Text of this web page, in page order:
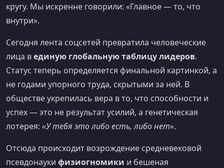
кругу. Мы искренне говорили: «Главное — то, что
внутри».
Сегодня лента соцсетей превратила человеческие
лица вединую глобальную таблицу лидеров.
Статус теперь определяется финальной картинкой, а
не годами упорного труда, скрытыми за ней. В
обществе укрепилась вера в то, что способности и
успех — это не результат усилий, а генетическая
лотерея: «У тебя это либо есть, либо нет».
Отсюда происходит возрождение средневековой
псевдонауки физиогномики и бешеная